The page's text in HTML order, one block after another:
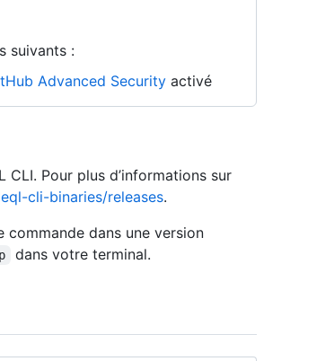
suivants :
Advanced Security activé
Pour plus d’informations sur
cli-binaries/releases.
dans une version
dans votre terminal.